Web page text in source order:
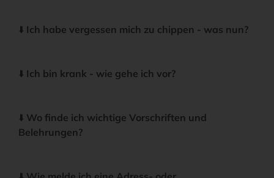
⬇️ Ich habe vergessen mich zu chippen - was nun?
⬇️ Ich bin krank - wie gehe ich vor?
⬇️ Wo finde ich wichtige Vorschriften und
Belehrungen?